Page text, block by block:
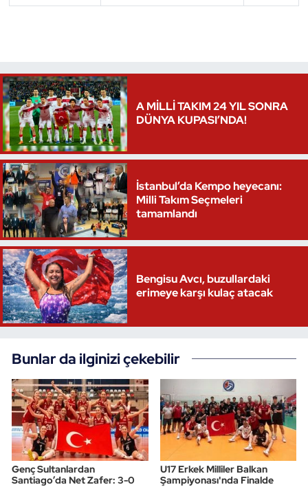
A MİLLİ TAKIM 24 YIL SONRA
DÜNYA KUPASI’NDA!
İstanbul’da Kempo heyecanı:
Milli Takım Seçmeleri
tamamlandı
Bengisu Avcı, buzullardaki
erimeye karşı kulaç atacak
Bunlar da ilginizi çekebilir
Genç Sultanlardan
Santiago’da Net Zafer: 3-0
U17 Erkek Milliler Balkan
Şampiyonası'nda Finalde
Vücut Geliştirme Fitness
Wushu Kungfu
Yelken
Yüzme